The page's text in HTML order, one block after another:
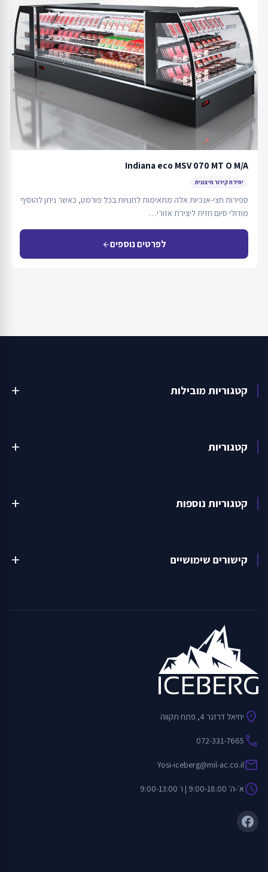
Indiana eco MSV 070 MT O M/A
יחידת קירור חיצונית
ספירות חצי-אנכיות אלה מתאימות לחנויות בכל פורמט, כאשר ניתן להוסיף
מודולי סיום חזית ליצירת אזורי…
לפרטים נוספיםarrow_back
קטגוריות מובילות add
קטגוריות add
קטגוריות נוספות add
קישורים שימושיים add
location_on יחיאל דרזנר 4, פתח תקווה
call
072-331-7665
mail
Yosi-iceberg@mil-ac.co.il
scheduleא׳-ה׳ 9:00-18:00 | ו׳ 9:00-13:00